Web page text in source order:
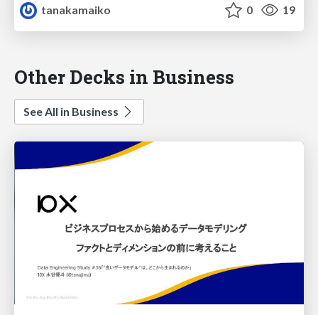
tanakamaiko
0 19
Other Decks in Business
See All in Business